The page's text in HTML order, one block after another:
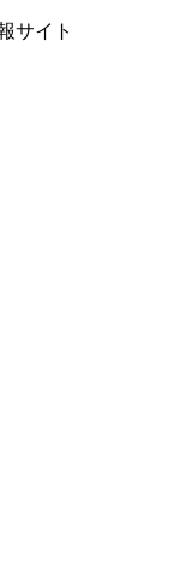
サイト